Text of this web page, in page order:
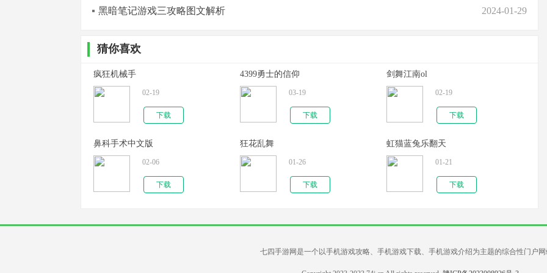
黑暗笔记游戏三攻略图文解析 2024-01-29
猜你喜欢
疯狂机械手
02-19
下载
4399勇士的信仰
03-19
下载
剑舞江南ol
02-19
下载
鼻科手术中文版
02-06
下载
狂花乱舞
01-26
下载
虹猫蓝兔乐翻天
01-21
下载
七四手游网是一个以手机游戏攻略、手机游戏下载、手机游戏介绍为主题的综合性门户